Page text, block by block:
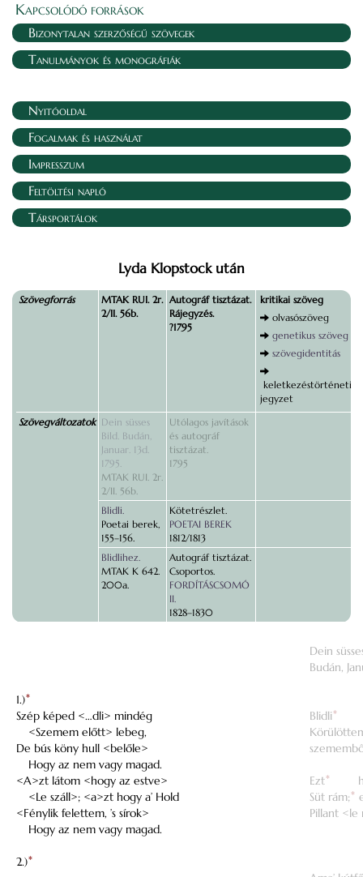
Kapcsolódó források
Bizonytalan szerzőségű szövegek
Tanulmányok és monográfiák
Nyitóoldal
Fogalmak és használat
Impresszum
Feltöltési napló
Társportálok
Lyda Klopstock után
Szövegforrás
MTAK RUI. 2r.
2/II. 56b.
Autográf tisztázat.
Rájegyzés.
?1795
kritikai szöveg
olvasószöveg
genetikus szöveg
szövegidentitás
keletkezéstörténeti
jegyzet
Szövegváltozatok Dein süsses
Bild. Budán,
Januar. 13d.
1795.
MTAK RUI. 2r.
2/II. 56b.
Utólagos javítások
és autográf
tisztázat.
1795
Blidli.
Poetai berek,
155–156.
Kötetrészlet.
POETAI BEREK
1812/1813
Blidlihez.
MTAK K 642.
200a.
Autográf tisztázat.
Csoportos.
FORDÍTÁSCSOMÓ
II.
1828–1830
1.)*
Szép képed <…dli> mindég
<Szemem előtt> lebeg,
De bús köny hull <belőle>
Hogy az nem vagy magad.
<A>zt látom <hogy az estve>
<Le száll>; <a>zt hogy a’ Hold
<Fénylik felettem, ’s sírok>
Hogy az nem vagy magad.
2.)*
Dein
Budán,
Blidli*
Ezt*
Süt rám;*
Pillant <le